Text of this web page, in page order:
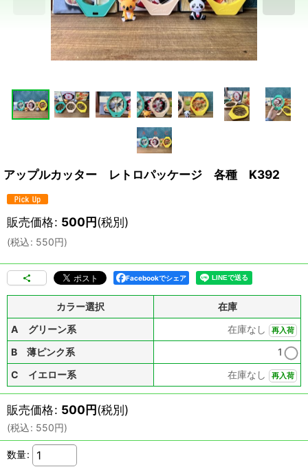
アップルカッター レトロパッケージ 各種 K392
販売価格: 500円(税別)
(税込: 550円)
Facebookでシェア
カラー選択
在庫
A グリーン系
在庫なし 再入荷
B 薄ピンク系
1
C イエロー系
在庫なし 再入荷
販売価格: 500円(税別)
(税込: 550円)
数量: